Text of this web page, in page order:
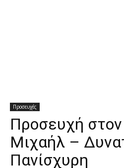
Προσευχές
Προσευχή
Μιχαήλ –
Πανίσχυρη